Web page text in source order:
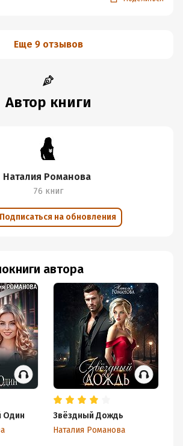
Еще 9 отзывов
Автор книги
Наталия Романова
76 книг
Подписаться на обновления
автора
Один
Звёздный Дождь
Наталия Романова